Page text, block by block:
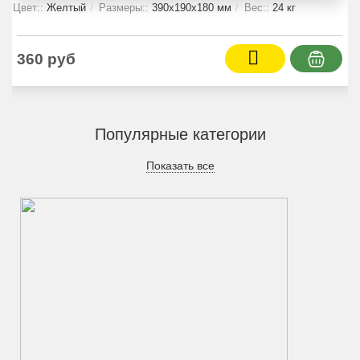
Цвет:: Желтый Размеры:: 390x190x180 мм Вес:: 24 кг
360 руб
Популярные категории
Показать все